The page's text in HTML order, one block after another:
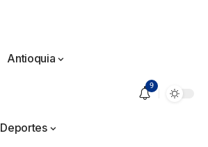
Antioquia
Deportes
9